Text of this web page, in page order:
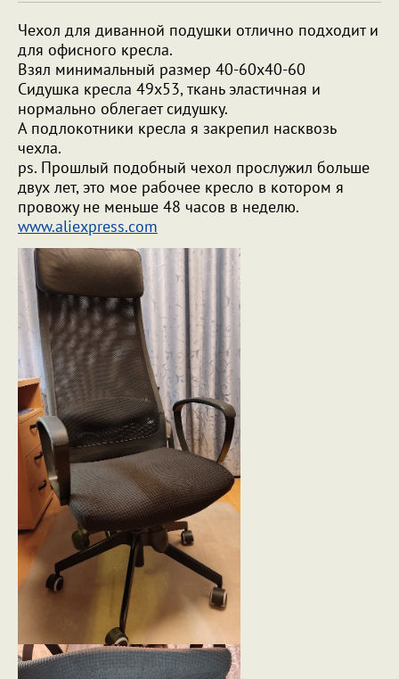
Чехол для диванной подушки отлично подходит и
для офисного кресла.
Взял минимальный размер 40-60x40-60
Сидушка кресла 49x53, ткань эластичная и
нормально облегает сидушку.
А подлокотники кресла я закрепил насквозь
чехла.
ps. Прошлый подобный чехол прослужил больше
двух лет, это мое рабочее кресло в котором я
провожу не меньше 48 часов в неделю.
www.aliexpress.com